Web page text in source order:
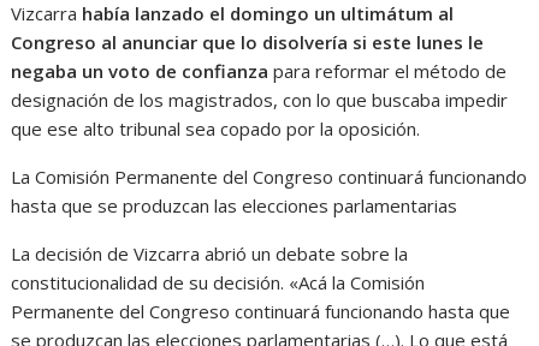
Vizcarra había lanzado el domingo un ultimátum al
Congreso al anunciar que lo disolvería si este lunes le
negaba un voto de confianza para reformar el método de
designación de los magistrados, con lo que buscaba impedir
que ese alto tribunal sea copado por la oposición.
La Comisión Permanente del Congreso continuará funcionando
hasta que se produzcan las elecciones parlamentarias
La decisión de Vizcarra abrió un debate sobre la
constitucionalidad de su decisión. «Acá la Comisión
Permanente del Congreso continuará funcionando hasta que
se produzcan las elecciones parlamentarias (…). Lo que está